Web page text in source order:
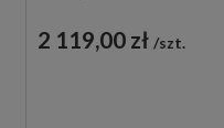
SZCZOTKOWANA
2 119,00 zł szt.